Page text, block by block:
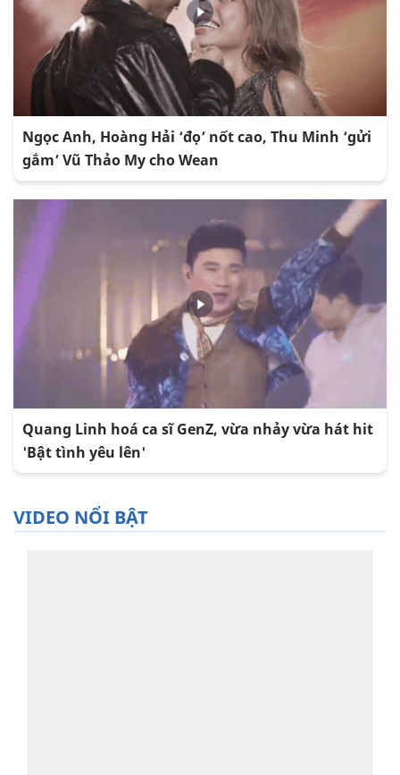
Ngọc Anh, Hoàng Hải ‘đọ’ nốt cao, Thu Minh ‘gửi
gắm’ Vũ Thảo My cho Wean
Quang Linh hoá ca sĩ GenZ, vừa nhảy vừa hát hit
'Bật tình yêu lên'
VIDEO NỔI BẬT